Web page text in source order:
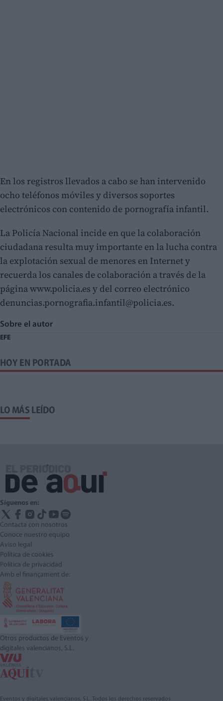
En los registros llevados a cabo se han intervenido
ocho teléfonos móviles y diversos soportes
electrónicos con contenido de pornografía infantil.
La Policía Nacional incide en que la colaboración
ciudadana resulta muy importante en la lucha contra
la explotación sexual de menores en Internet y
recuerda los canales de colaboración a través de la
página www.policia.es y del correo electrónico
denuncias.pornografia.infantil@policia.es.
Sobre el autor
EFE
HOY EN PORTADA
LO MÁS LEÍDO
Síguenos en:
Contacta con nosotros
Conoce nuestro equipo
Aviso legal
Política de cookies
Política de privacidad
Amb el finançament de:
Otros productos de Eventos y
digitales valencianos, S.L.
Eventos y digitales valencianos, S.L. Todos los derechos reservados